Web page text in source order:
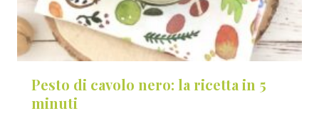
Pesto di cavolo nero: la ricetta in 5
minuti